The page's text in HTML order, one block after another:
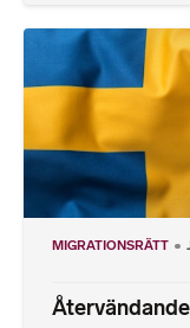
MIGRATIONSRÄTT